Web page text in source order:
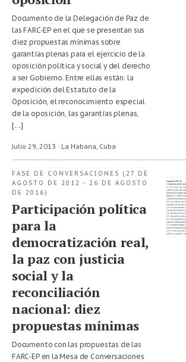
Documento de la Delegación de Paz de
las FARC-EP en el que se presentan sus
diez propuestas mínimas sobre
garantías plenas para el ejercicio de la
oposición política y social y del derecho
a ser Gobierno. Entre ellas están: la
expedición del Estatuto de la
Oposición, el reconocimiento especial
de la oposición, las garantías plenas,
[…]
Julio 29, 2013 · La Habana, Cuba
FASE DE CONVERSACIONES (27 DE
AGOSTO DE 2012 - 26 DE AGOSTO
DE 2016)
Participación política
para la
democratización real,
la paz con justicia
social y la
reconciliación
nacional: diez
propuestas mínimas
Documento con las propuestas de las
FARC-EP en la Mesa de Conversaciones